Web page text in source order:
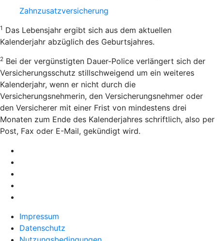
Zahnzusatzversicherung
1 Das Lebensjahr ergibt sich aus dem aktuellen
Kalenderjahr abzüglich des Geburtsjahres.
2 Bei der vergünstigten Dauer-Police verlängert sich der
Versicherungsschutz stillschweigend um ein weiteres
Kalenderjahr, wenn er nicht durch die
Versicherungsnehmerin, den Versicherungsnehmer oder
den Versicherer mit einer Frist von mindestens drei
Monaten zum Ende des Kalenderjahres schriftlich, also per
Post, Fax oder E-Mail, gekündigt wird.
Impressum
Datenschutz